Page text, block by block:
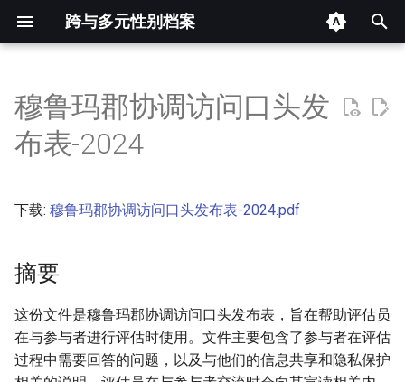
跨与多元性别档案
入
以
开
摘要
穆鲁玛郡协调访问口头发
布表-2024
下载: 穆鲁玛郡协调访问口头发布表-2024.pdf
摘要
这份文件是穆鲁玛郡协调访问口头发布表，旨在帮助评估员
在与参与者进行评估时使用。文件主要包含了参与者在评估
过程中需要回答的问题，以及与他们的信息共享和隐私保护